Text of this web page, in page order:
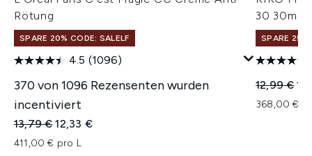
Rötung
SPARE 20% CODE: SALELF
4.5 (1096)
370 von 1096 Rezensenten wurden
incentiviert
Unverbindliche Preisempfehlung:
13,79 €Aktueller Preis:
12,33 €
411,00 € pro L
30 30ml
SPARE 25%
12,99 €
368,00 €